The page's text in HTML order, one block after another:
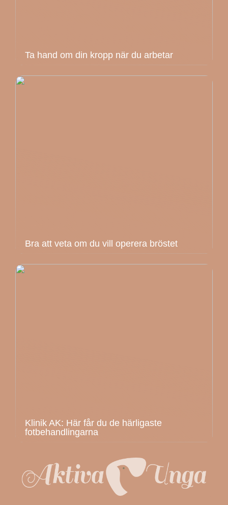
Ta hand om din kropp när du arbetar
Bra att veta om du vill operera bröstet
Klinik AK: Här får du de härligaste
fotbehandlingarna